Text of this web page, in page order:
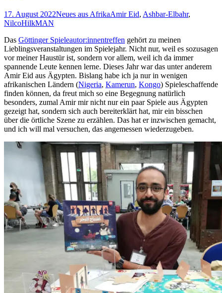
17. August 2022Neues aus AfrikaAmir Eid, Ashbar-Elbahr,
NilcoHilkMAN
Das Göttinger Spieleautor:innentreffen gehört zu meinen
Lieblingsveranstaltungen im Spielejahr. Nicht nur, weil es sozusagen
vor meiner Haustür ist, sondern vor allem, weil ich da immer
spannende Leute kennen lerne. Dieses Jahr war das unter anderem
Amir Eid aus Ägypten. Bislang habe ich ja nur in wenigen
afrikanischen Ländern (Nigeria, Kamerun, Kongo) Spieleschaffende
finden können, da freut mich so eine Begegnung natürlich
besonders, zumal Amir mir nicht nur ein paar Spiele aus Ägypten
gezeigt hat, sondern sich auch bereiterklärt hat, mir ein bisschen
über die örtliche Szene zu erzählen. Das hat er inzwischen gemacht,
und ich will mal versuchen, das angemessen wiederzugeben.